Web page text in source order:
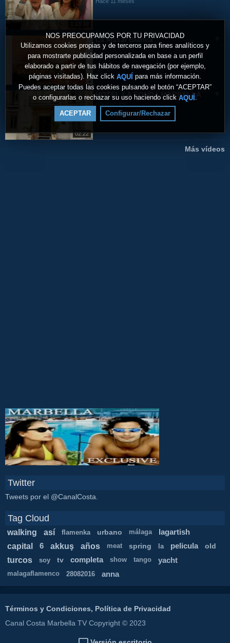
NOS PREOCUPAMOS POR TU PRIVACIDAD
Utilizamos cookies propias y de terceros para fines analíticos y
para mostrarte publicidad personalizada en base a un perfil
elaborado a partir de tus hábitos de navegación (por ejemplo,
páginas visitadas). Haz click AQUÍ para más información.
Puedes aceptar todas las cookies pulsando el botón “ACEPTAR”
o configurarlas o rechazar su uso haciendo click AQUÍ
ACEPTAR Configurar/Rechazar
La Masai Blanca
Hace 11 meses
02:22
HOTEL LA FONDA MARBELLA
Más vídeos
Twitter
Tweets por el @CanalCosta.
Tag Cloud
walking así flamenka urbano málaga lagartish
capital 6 akkuş años meat spring la pelicula old
turcos soy tv completa show tango yacht
malagaflamenco 28082016 anna
Términos y Condiciones, Política de Privacidad
Canal Costa Marbella TV Copyright © 2023